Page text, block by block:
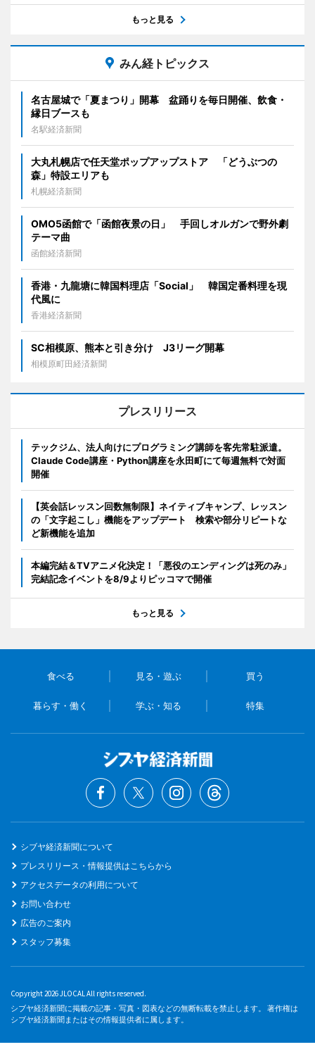
もっと見る
みん経トピックス
名古屋城で「夏まつり」開幕 盆踊りを毎日開催、飲食・
縁日ブースも
名駅経済新聞
大丸札幌店で任天堂ポップアップストア 「どうぶつの
森」特設エリアも
札幌経済新聞
OMO5函館で「函館夜景の日」 手回しオルガンで野外劇
テーマ曲
函館経済新聞
香港・九龍塘に韓国料理店「Social」 韓国定番料理を現
代風に
香港経済新聞
SC相模原、熊本と引き分け J3リーグ開幕
相模原町田経済新聞
プレスリリース
テックジム、法人向けにプログラミング講師を客先常駐派遣。
Claude Code講座・Python講座を永田町にて毎週無料で対面
開催
【英会話レッスン回数無制限】ネイティブキャンプ、レッスン
の「文字起こし」機能をアップデート 検索や部分リピートな
ど新機能を追加
本編完結＆TVアニメ化決定！「悪役のエンディングは死のみ」
完結記念イベントを8/9よりピッコマで開催
もっと見る
食べる 見る・遊ぶ 買う
暮らす・働く 学ぶ・知る 特集
シブヤ経済新聞について
プレスリリース・情報提供はこちらから
アクセスデータの利用について
お問い合わせ
広告のご案内
スタッフ募集
Copyright 2026 JLOCAL All rights reserved.
シブヤ経済新聞に掲載の記事・写真・図表などの無断転載を禁止します。 著作権は
シブヤ経済新聞またはその情報提供者に属します。